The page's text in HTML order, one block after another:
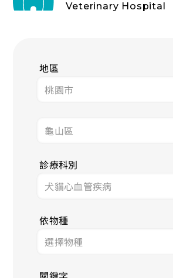
Veterinary Hospital
地區
診療科別
依物種